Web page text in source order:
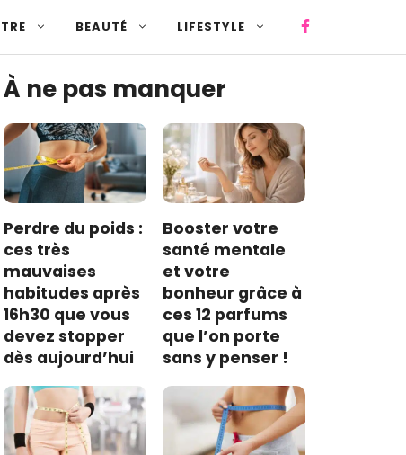
BEAUTÉ LIFESTYLE
À ne pas manquer
Perdre du poids :
ces très
mauvaises
habitudes après
16h30 que vous
devez stopper
dès aujourd’hui
Booster votre
santé mentale
et votre
bonheur grâce à
ces 12 parfums
que l’on porte
sans y penser !